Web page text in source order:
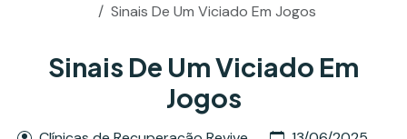
Sinais De Um Viciado Em Jogos
Sinais De Um Viciado Em
Jogos